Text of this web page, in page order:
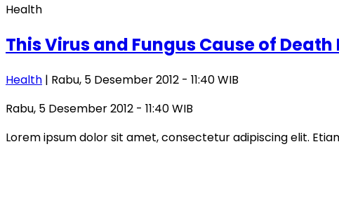
Health
This Virus and Fungus Cause of
Health | Rabu, 5 Desember 2012 - 11:40 WIB
Rabu, 5 Desember 2012 - 11:40 WIB
Lorem ipsum dolor sit amet, consectetur adipiscing elit.